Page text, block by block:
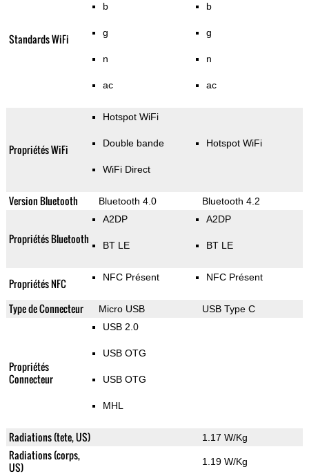
Standards WiFi
b
g
n
ac
b
g
n
ac
Propriétés WiFi
Hotspot WiFi
Double bande
WiFi Direct
Hotspot WiFi
Version Bluetooth Bluetooth 4.0 Bluetooth 4.2
Propriétés Bluetooth
A2DP
BT LE
A2DP
BT LE
Propriétés NFC NFC Présent NFC Présent
Type de Connecteur Micro USB USB Type C
Propriétés
Connecteur
USB 2.0
USB OTG
USB OTG
MHL
Radiations (tete, US) 1.17 W/Kg
Radiations (corps,
US)
1.19 W/Kg